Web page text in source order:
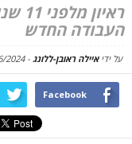
העבודה החדש
על ידיאיילה ראובן-ללונג -
2024
Facebook